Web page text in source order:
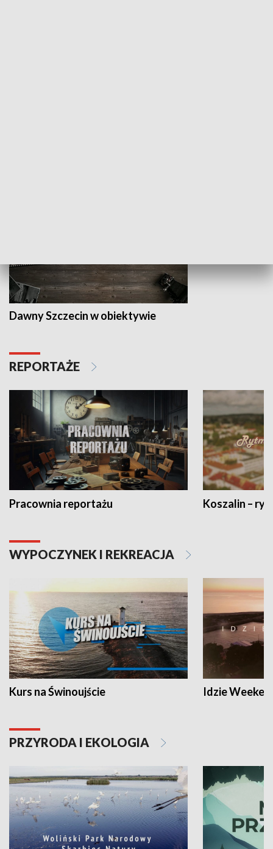
Dawny Szczecin w obiektywie
REPORTAŻE
Pracownia reportażu Koszalin –
WYPOCZYNEK I REKREACJA
Kurs na Świnoujście Idzie
PRZYRODA I EKOLOGIA